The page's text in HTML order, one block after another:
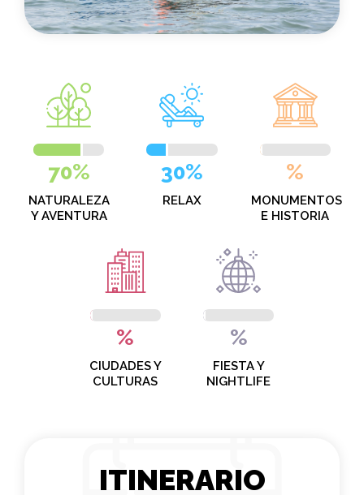
70%
NATURALEZA
Y AVENTURA
30%
RELAX
%
MONUMENTOS
E HISTORIA
%
CIUDADES Y
CULTURAS
%
FIESTA Y
NIGHTLIFE
ITINERARIO